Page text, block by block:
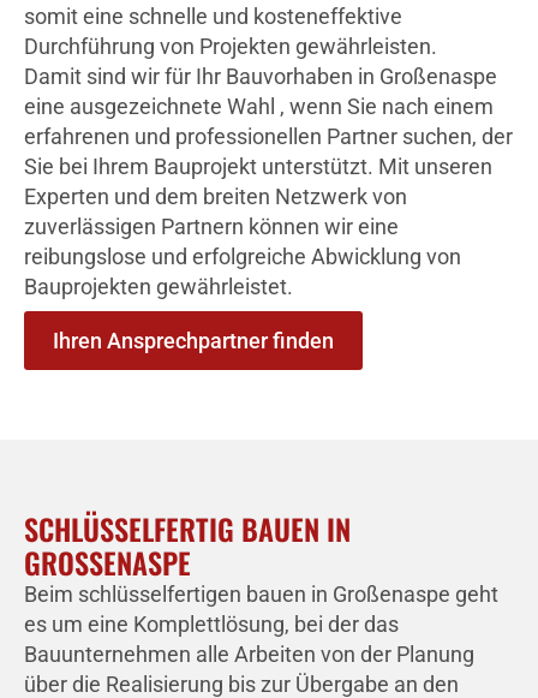
somit eine schnelle und kosteneffektive
Durchführung von Projekten gewährleisten.
Damit sind wir für Ihr Bauvorhaben in Großenaspe
eine ausgezeichnete Wahl , wenn Sie nach einem
erfahrenen und professionellen Partner suchen, der
Sie bei Ihrem Bauprojekt unterstützt. Mit unseren
Experten und dem breiten Netzwerk von
zuverlässigen Partnern können wir eine
reibungslose und erfolgreiche Abwicklung von
Bauprojekten gewährleistet.
Ihren Ansprechpartner finden
SCHLÜSSELFERTIG BAUEN IN
GROSSENASPE
Beim schlüsselfertigen bauen in Großenaspe geht
es um eine Komplettlösung, bei der das
Bauunternehmen alle Arbeiten von der Planung
über die Realisierung bis zur Übergabe an den